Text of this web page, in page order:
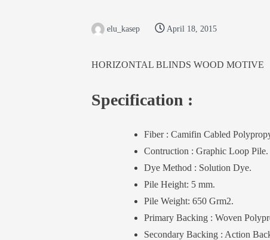
elu_kasep April 18, 2015
HORIZONTAL BLINDS WOOD MOTIVE
Specification :
Fiber : Camifin Cabled
Contruction : Graphic Loop Pile.
Dye Method : Solution Dye.
Pile Height: 5 mm.
Pile Weight: 650 Grm2.
Primary Backing : Woven
Secondary Backing : Action